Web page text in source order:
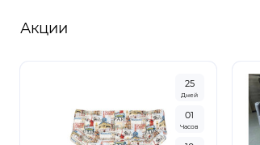
Акции
25
Дней
01
Часов